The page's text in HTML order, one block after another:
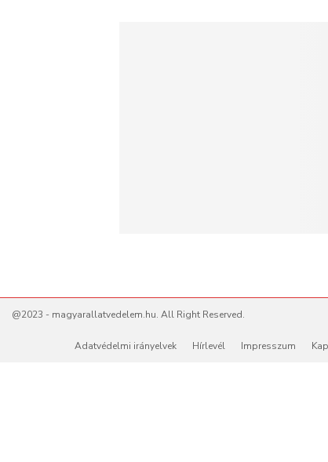
@2023 - magyarallatvedelem.hu. All Right Reserved.
Adatvédelmi irányelvek Hírlevél Impresszum